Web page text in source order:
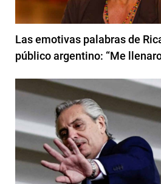
Las emotivas palabras de
público argentino: “Me